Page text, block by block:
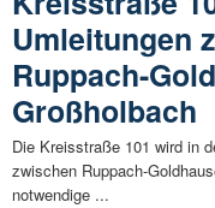
Umleitungen
Ruppach-
Großholbach
Die Kreisstraße 101 wird in
zwischen Ruppach-
notwendige ...